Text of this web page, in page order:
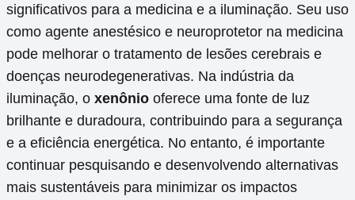
significativos para a medicina e a iluminação. Seu uso
como agente anestésico e neuroprotetor na medicina
pode melhorar o tratamento de lesões cerebrais e
doenças neurodegenerativas. Na indústria da
iluminação, o xenônio oferece uma fonte de luz
brilhante e duradoura, contribuindo para a segurança
e a eficiência energética. No entanto, é importante
continuar pesquisando e desenvolvendo alternativas
mais sustentáveis ​​para minimizar os impactos